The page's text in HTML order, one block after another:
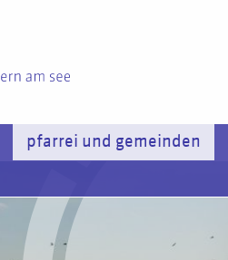
pfarrei und gemeinden